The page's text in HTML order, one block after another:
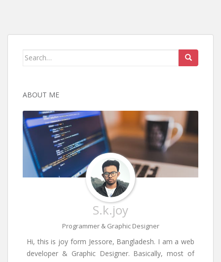
Search
ABOUT ME
S.k.joy
Programmer & Graphic Designer
Hi, this is joy form Jessore, Bangladesh. I am a web
developer & Graphic Designer. Basically, most of